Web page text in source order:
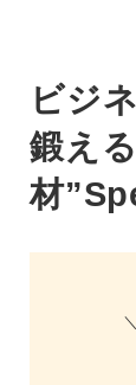
ビジ
鍛え
材